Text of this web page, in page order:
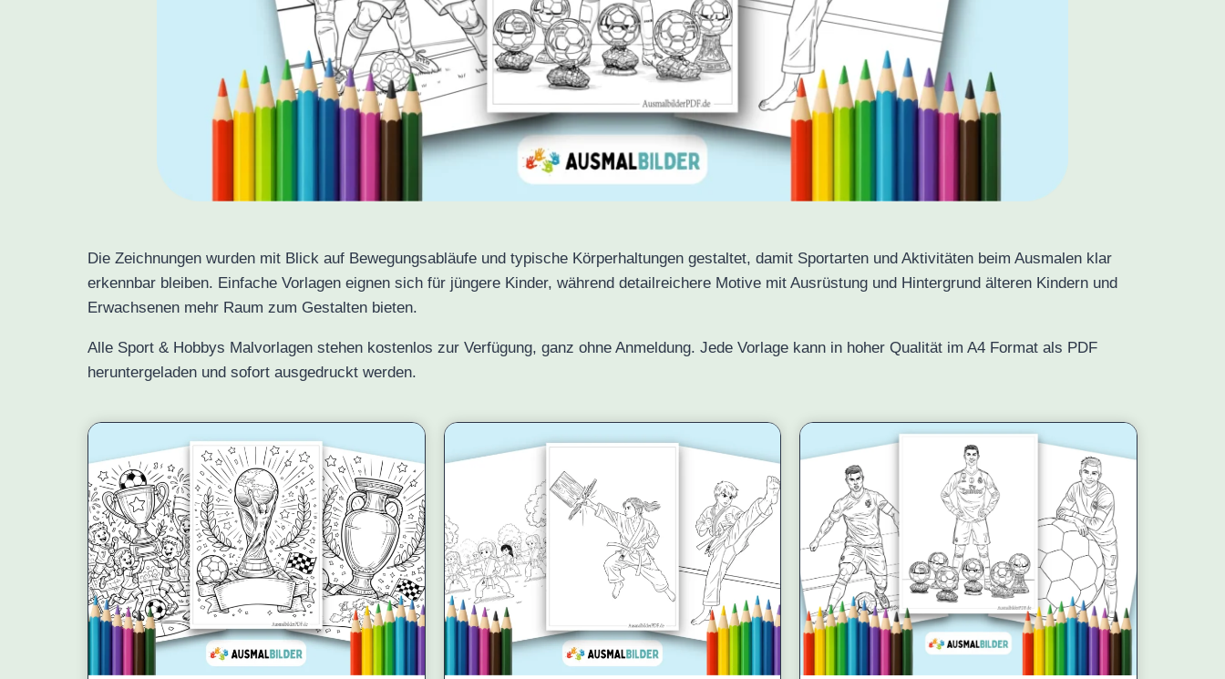
Die Zeichnungen wurden mit Blick auf Bewegungsabläufe und typische Körperhaltungen gestaltet, damit Sportarten und Aktivitäten beim Ausmalen klar
erkennbar bleiben. Einfache Vorlagen eignen sich für jüngere Kinder, während detailreichere Motive mit Ausrüstung und Hintergrund älteren Kindern und
Erwachsenen mehr Raum zum Gestalten bieten.
Alle Sport & Hobbys Malvorlagen stehen kostenlos zur Verfügung, ganz ohne Anmeldung. Jede Vorlage kann in hoher Qualität im A4 Format als PDF
heruntergeladen und sofort ausgedruckt werden.